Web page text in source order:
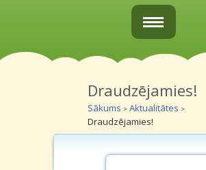
Sākums
Par mums
Vecākiem
Grupiņas
Draudzējamies!
Sākums > Aktualitātes >
Draudzējamies!